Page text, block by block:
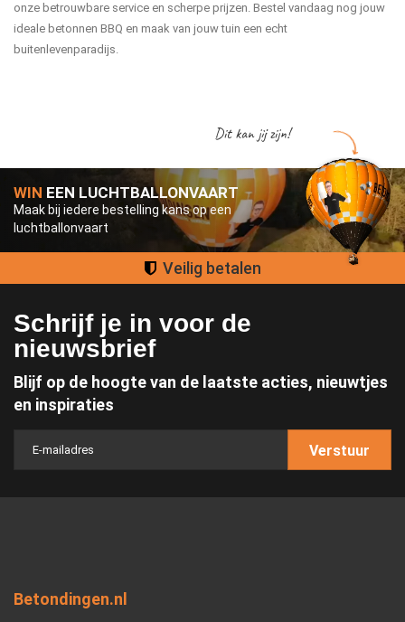
onze betrouwbare service en scherpe prijzen. Bestel vandaag nog jouw
ideale betonnen BBQ en maak van jouw tuin een echt
buitenlevenparadijs.
WIN EEN LUCHTBALLONVAART
Maak bij iedere bestelling kans op een
luchtballonvaart
Dit kan jij zijn!
Groot assortiment
Schrijf je in voor de
nieuwsbrief
Blijf op de hoogte van de laatste acties, nieuwtjes
en inspiraties
Verstuur
Betondingen.nl